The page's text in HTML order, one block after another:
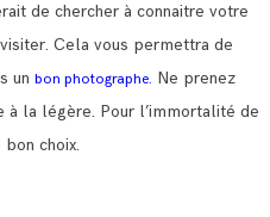
de chercher à connaitre votre
Cela vous permettra de
un bon photographe. Ne prenez
la légère. Pour l’immortalité de
choix.